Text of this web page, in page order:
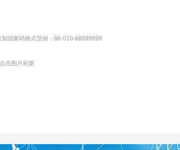
国家码格式范例：86-010-88889999
击图片刷新